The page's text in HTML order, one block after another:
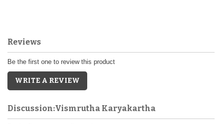
Reviews
Be the first one to review this product
WRITE A REVIEW
Discussion:Vismrutha Karyakartha